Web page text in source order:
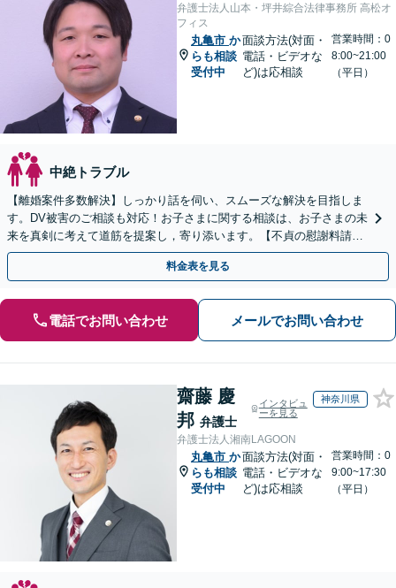
弁護士法人山本・坪井綜合法律事務所 高松オ
フィス
丸亀市 か
らも相談
受付中
面談方法(対面・
電話・ビデオな
ど)は応相談
営業時間：0
8:00~21:00
（平日）
中絶トラブル
【離婚案件多数解決】しっかり話を伺い、スムーズな解決を目指しま
す。DV被害のご相談も対応！お子さまに関する相談は、お子さまの未
来を真剣に考えて道筋を提案し，寄り添います。【不貞の慰謝料請
求】相手の動きを予測しながら最善の解決を模索します。
料金表を見る
電話でお問い合わせ メールでお問い合わせ
齋藤 慶
邦 弁護士
インタビュ
ーを見る
神奈川県
弁護士法人湘南LAGOON
丸亀市 か
らも相談
受付中
面談方法(対面・
電話・ビデオな
ど)は応相談
営業時間：0
9:00~17:30
（平日）